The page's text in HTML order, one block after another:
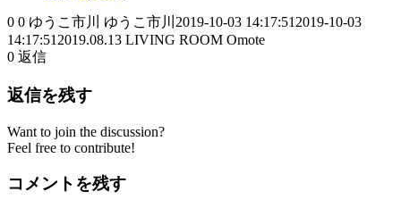
0 0 ゆうこ市川 ゆうこ市川 2019-10-03 14:17:51 2019-10-03
14:17:51 2019.08.13 LIVING ROOM Omote
0 返信
返信を残す
Want to join the discussion?
Feel free to contribute!
コメントを残す